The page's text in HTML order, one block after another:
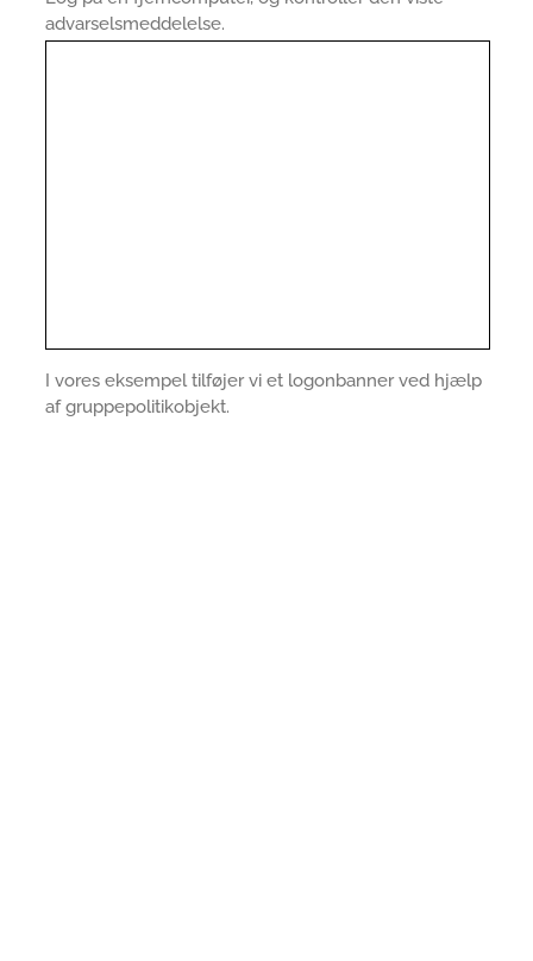
advarselsmeddelelse.
I vores eksempel tilføjer vi et logonbanner ved hjælp
af gruppepolitikobjekt.